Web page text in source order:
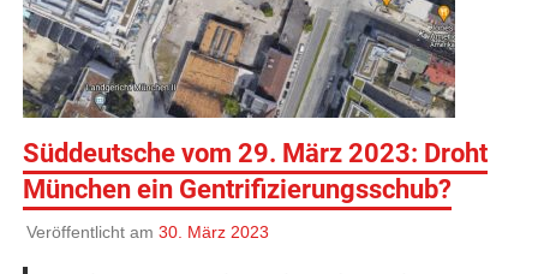
Süddeutsche vom 29. März 2023: Droht
München ein Gentrifizierungsschub?
Veröffentlicht am 30. März 2023